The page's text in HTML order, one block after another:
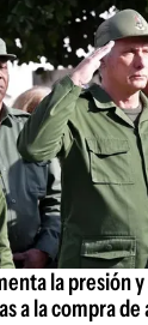
la presión
a la compra de